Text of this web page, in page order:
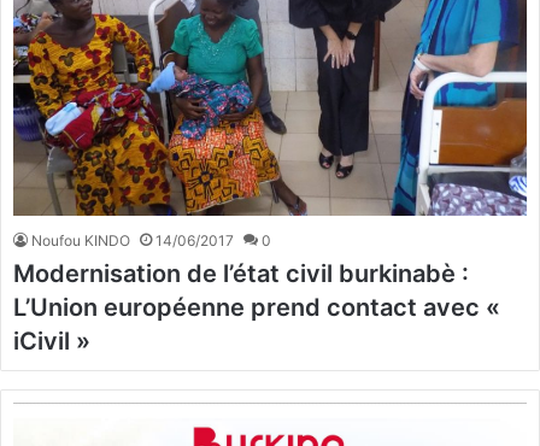
Noufou KINDO 14/06/2017 0
Modernisation de l’état civil burkinabè :
L’Union européenne prend contact avec «
iCivil »